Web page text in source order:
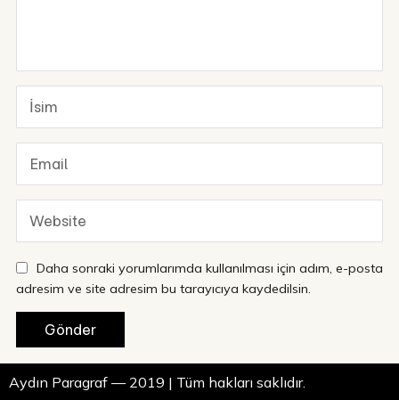
Daha sonraki yorumlarımda kullanılması için adım, e-posta
adresim ve site adresim bu tarayıcıya kaydedilsin.
Aydın Paragraf — 2019 | Tüm hakları saklıdır.